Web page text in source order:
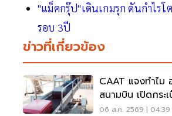
"แม็คกรุ๊ป"เดินเกมรุก ดันกำไรโ
รอบ 3ปี
ข่าวที่เกี่ยวข้อง
CAAT แจงทำไม
สนามบิน เปิดกระ
ต้องเรียกเจ้าของ
06 ส.ค. 2569 | 04:39